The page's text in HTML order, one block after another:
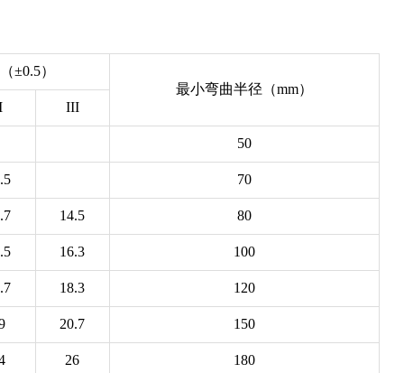
±0.5）
最小弯曲半径（mm）
III
50
70
14.5 80
16.3 100
18.3 120
20.7 150
26 180